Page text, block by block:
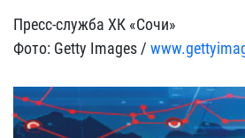
Пресс-служба ХК «Сочи»
Фото: Getty Images /